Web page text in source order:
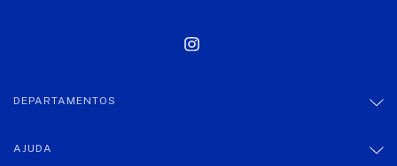
DEPARTAMENTOS
AJUDA